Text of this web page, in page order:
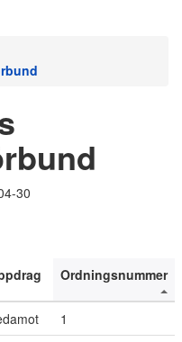
30
Ordningsnummer
1